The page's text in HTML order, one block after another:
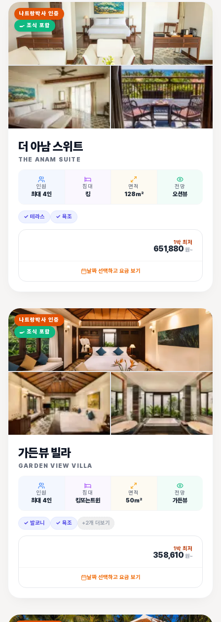
나트랑박사 인증
🍳 조식 포함
더 아남 스위트
THE ANAM SUITE
인원
최대 4인
침대
킹
면적
128㎡
전망
오션뷰
✓ 테라스 ✓ 욕조
1박 최저
651,880 원~
날짜 선택하고 요금 보기
나트랑박사 인증
🍳 조식 포함
가든뷰 빌라
GARDEN VIEW VILLA
인원
최대 4인
침대
킹또는트윈
면적
50㎡
전망
가든뷰
✓ 발코니 ✓ 욕조 +2개 더보기
1박 최저
358,610 원~
날짜 선택하고 요금 보기